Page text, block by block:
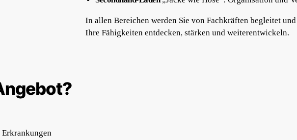
In allen Bereichen werden Sie von Fachkräften begleitet
Ihre Fähigkeiten entdecken, stärken und weiterentwickeln.